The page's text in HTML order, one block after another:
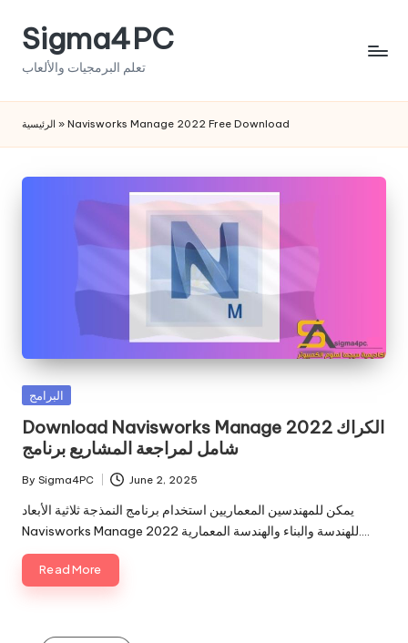
SkipSigma4PC
تعلم البرمجيات والألعاب
الرئيسية » Navisworks Manage 2022 Free Download
Posted
البرامج
Download Navisworks Manage 2022 الكراك
شامل لمراجعة المشاريع برنامج
Posted
by
By Sigma4PC June 2, 2025
يمكن للمهندسين المعماريين استخدام برنامج النمذجة ثلاثية الأبعاد
Navisworks Manage 2022 للهندسة والبناء والهندسة المعمارية.…
Read More